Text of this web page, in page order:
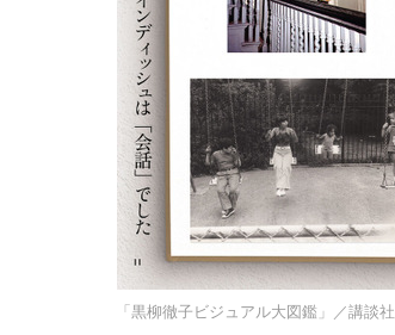
「黒柳徹子ビジュアル大図鑑」／講談社